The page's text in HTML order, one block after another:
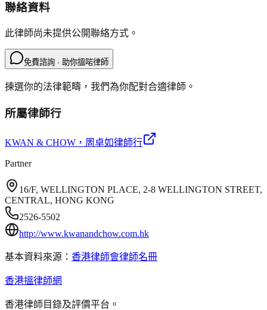
聯絡資料
此律師尚未提供公開聯絡方式。
免費諮詢 · 助你搵啱律師
揀選你的法律範疇，我們為你配對合適律師。
所屬律師行
KWAN & CHOW ，周卓如律師行
Partner
16/F, WELLINGTON PLACE, 2-8 WELLINGTON STREET,
CENTRAL, HONG KONG
2526-5502
http://www.kwanandchow.com.hk
基本資料來源： 香港律師會律師名冊
香港搵律師網
香港律師目錄及評價平台。